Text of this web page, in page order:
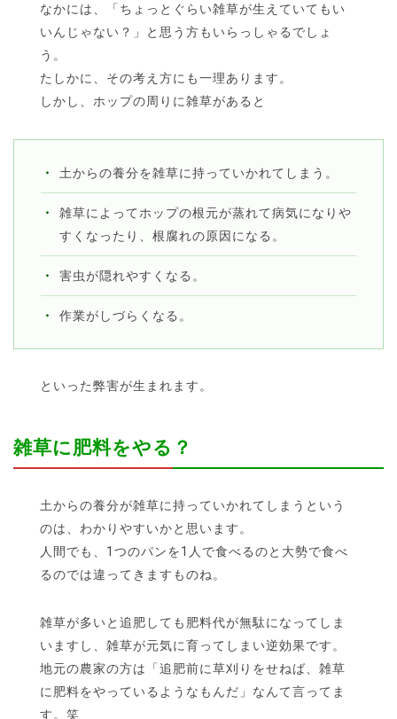
なかには、「ちょっとぐらい雑草が生えていてもい
いんじゃない？」と思う方もいらっしゃるでしょ
う。
たしかに、その考え方にも一理あります。
しかし、ホップの周りに雑草があると
土からの養分を雑草に持っていかれてしまう。
雑草によってホップの根元が蒸れて病気になりや
すくなったり、根腐れの原因になる。
害虫が隠れやすくなる。
作業がしづらくなる。
といった弊害が生まれます。
雑草に肥料をやる？
土からの養分が雑草に持っていかれてしまうという
のは、わかりやすいかと思います。
人間でも、1つのパンを1人で食べるのと大勢で食べ
るのでは違ってきますものね。
雑草が多いと追肥しても肥料代が無駄になってしま
いますし、雑草が元気に育ってしまい逆効果です。
地元の農家の方は「追肥前に草刈りをせねば、雑草
に肥料をやっているようなもんだ」なんて言ってま
す。笑